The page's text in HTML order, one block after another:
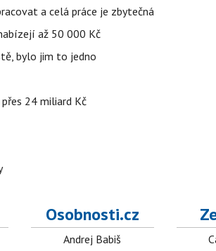
a celá práce je zbytečná
až 50 000 Kč
bylo jim to jedno
24 miliard Kč
Osobnosti.cz
Andrej Babiš